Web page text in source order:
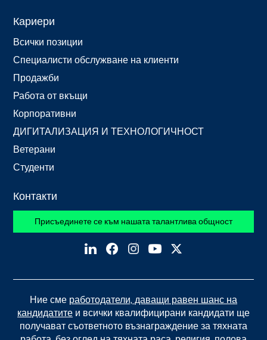
Кариери
Всички позиции
Специалисти обслужване на клиенти
Продажби
Работа от вкъщи
Корпоративни
ДИГИТАЛИЗАЦИЯ И ТЕХНОЛОГИЧНОСТ
Ветерани
Студенти
Контакти
Присъединете се към нашата талантлива общност
Ние сме работодатели, даващи равен шанс на
кандидатите и всички квалифицирани кандидати ще
получават съответното възнаграждение за тяхната